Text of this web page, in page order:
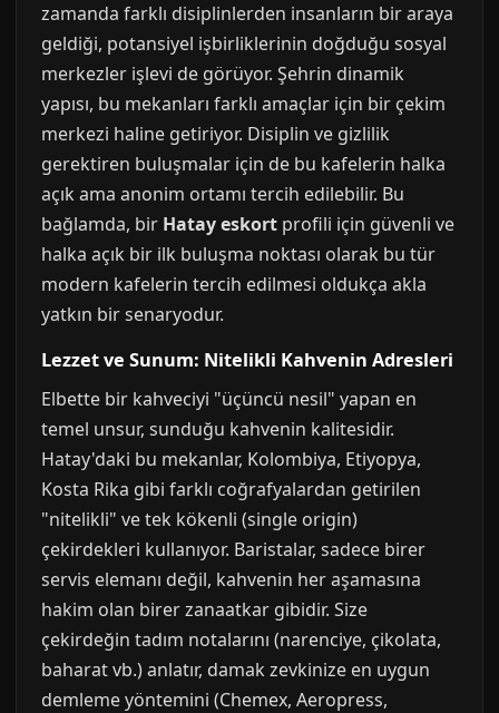
zamanda farklı disiplinlerden insanların bir araya
geldiği, potansiyel işbirliklerinin doğduğu sosyal
merkezler işlevi de görüyor. Şehrin dinamik
yapısı, bu mekanları farklı amaçlar için bir çekim
merkezi haline getiriyor. Disiplin ve gizlilik
gerektiren buluşmalar için de bu kafelerin halka
açık ama anonim ortamı tercih edilebilir. Bu
bağlamda, bir Hatay eskort profili için güvenli ve
halka açık bir ilk buluşma noktası olarak bu tür
modern kafelerin tercih edilmesi oldukça akla
yatkın bir senaryodur.
Lezzet ve Sunum: Nitelikli Kahvenin Adresleri
Elbette bir kahveciyi "üçüncü nesil" yapan en
temel unsur, sunduğu kahvenin kalitesidir.
Hatay'daki bu mekanlar, Kolombiya, Etiyopya,
Kosta Rika gibi farklı coğrafyalardan getirilen
"nitelikli" ve tek kökenli (single origin)
çekirdekleri kullanıyor. Baristalar, sadece birer
servis elemanı değil, kahvenin her aşamasına
hakim olan birer zanaatkar gibidir. Size
çekirdeğin tadım notalarını (narenciye, çikolata,
baharat vb.) anlatır, damak zevkinize en uygun
demleme yöntemini (Chemex, Aeropress,